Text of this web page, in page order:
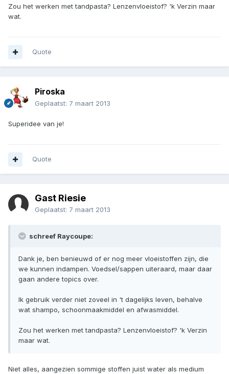
Zou het werken met tandpasta? Lenzenvloeistof? 'k Verzin maar
wat.
Quote
Piroska
Geplaatst: 7 maart 2013
Superidee van je!
Quote
Gast Riesie
Geplaatst: 7 maart 2013
schreef Raycoupe:
Dank je, ben benieuwd of er nog meer vloeistoffen zijn, die
we kunnen indampen. Voedsel/sappen uiteraard, maar daar
gaan andere topics over.
Ik gebruik verder niet zoveel in 't dagelijks leven, behalve
wat shampo, schoonmaakmiddel en afwasmiddel.
Zou het werken met tandpasta? Lenzenvloeistof? 'k Verzin
maar wat.
Niet alles, aangezien sommige stoffen juist water als medium